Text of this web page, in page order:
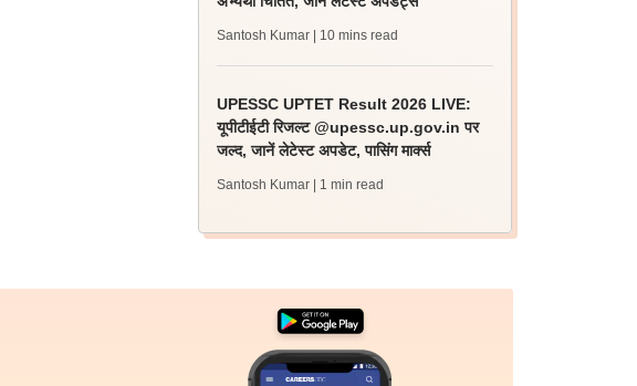
Santosh Kumar | 10 mins read
UPESSC UPTET Result 2026 LIVE:
यूपीटीईटी रिजल्ट @upessc.up.gov.in पर
जल्द, जानें लेटेस्ट अपडेट, पासिंग मार्क्स
Santosh Kumar | 1 min read